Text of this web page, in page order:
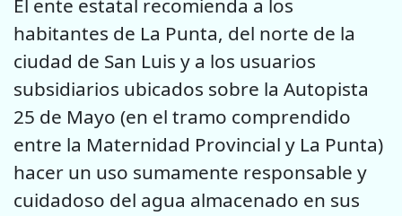
habitantes de La Punta, del norte de la
ciudad de San Luis y a los usuarios
subsidiarios ubicados sobre la Autopista
25 de Mayo (en el tramo comprendido
entre la Maternidad Provincial y La Punta)
hacer un uso sumamente responsable y
cuidadoso del agua almacenado en sus